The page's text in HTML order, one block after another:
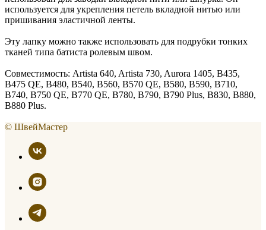
используется для укрепления петель вкладной нитью или
пришивания эластичной ленты.
Эту лапку можно также использовать для подрубки тонких
тканей типа батиста ролевым швом.
Совместимость: Artista 640, Artista 730, Aurora 1405, B435,
B475 QE, B480, B540, B560, B570 QE, B580, B590, B710,
B740, B750 QE, B770 QE, B780, B790, B790 Plus, B830, B880,
B880 Plus.
© ШвейМастер